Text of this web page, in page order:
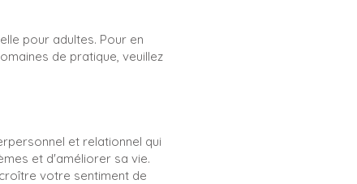
pour adultes. Pour en
de pratique, veuillez
et relationnel qui
et d'améliorer sa vie.
votre sentiment de